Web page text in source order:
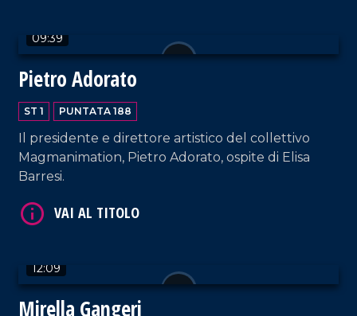
09:39
Pietro Adorato
ST 1 PUNTATA 188
Il presidente e direttore artistico del collettivo
Magmanimation, Pietro Adorato, ospite di Elisa
Barresi.
12:09
Mirella Gangeri
VAI AL TITOLO
VAI AL TITOLO